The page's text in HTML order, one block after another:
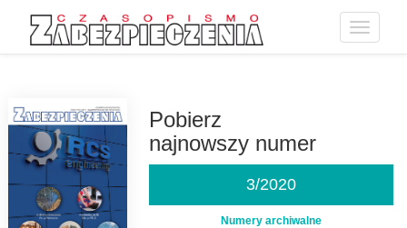
Toggle
Pobierz
najnowszy numer
3/2020
Numery archiwalne